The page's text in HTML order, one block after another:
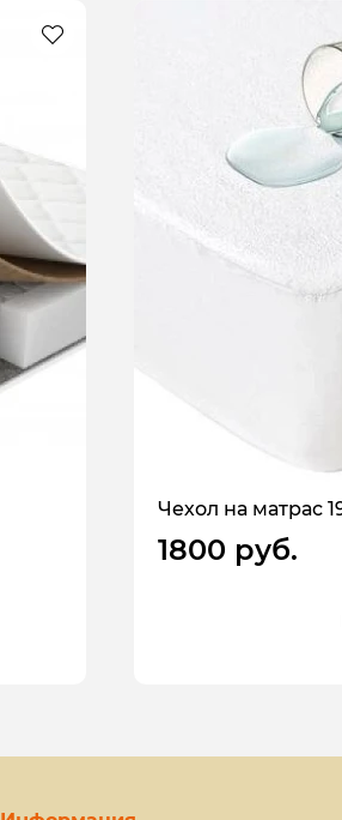
Чехол на матрас
1800 руб.